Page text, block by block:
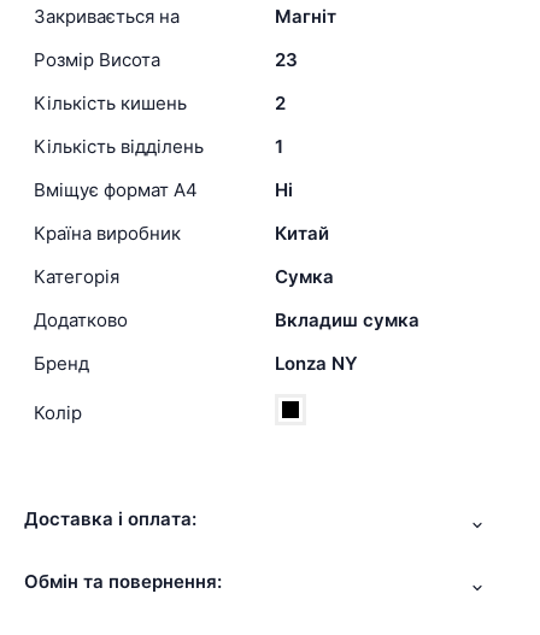
Закривається на
Магніт
Розмір Висота
23
Кількість кишень
2
Кількість відділень
1
Вміщує формат А4
Ні
Країна виробник
Китай
Категорія
Сумка
Додатково
Вкладиш сумка
Бренд
Lonza NY
Колір
Доставка і оплата:
Обмін та повернення: